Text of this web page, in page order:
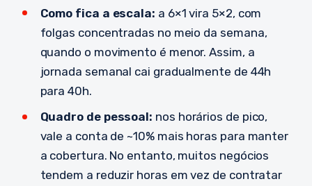
Como fica a escala: a 6×1 vira 5×2, com
folgas concentradas no meio da semana,
quando o movimento é menor. Assim, a
jornada semanal cai gradualmente de 44h
para 40h.
Quadro de pessoal: nos horários de pico,
vale a conta de ~10% mais horas para manter
a cobertura. No entanto, muitos negócios
tendem a reduzir horas em vez de contratar